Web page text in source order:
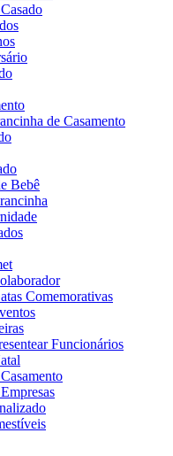
de Casamento
Bebê
Comemorativas
Funcionários